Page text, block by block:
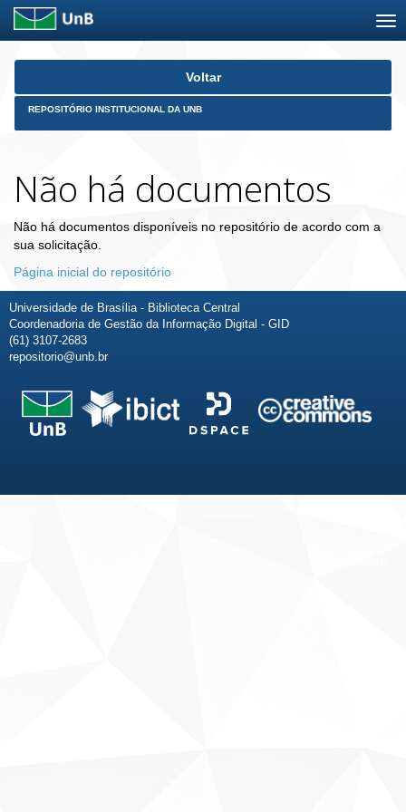
Skip
Voltar
REPOSITÓRIO INSTITUCIONAL DA UNB
Não há documentos
Não há documentos disponíveis no repositório de acordo com a
sua solicitação.
Página inicial do repositório
Universidade de Brasília - Biblioteca Central
Coordenadoria de Gestão da Informação Digital - GID
(61) 3107-2683
repositorio@unb.br